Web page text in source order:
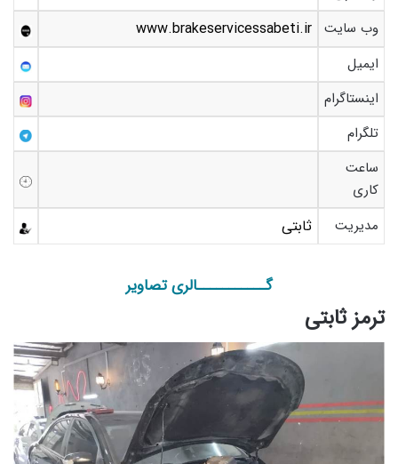
وب سایت www.brakeservicessabeti.ir
ایمیل
اینستاگرام
تلگرام
ساعت
کاری
مدیریت
ثابتی
گـــــــــــالری تصاویر
ترمز ثابتی